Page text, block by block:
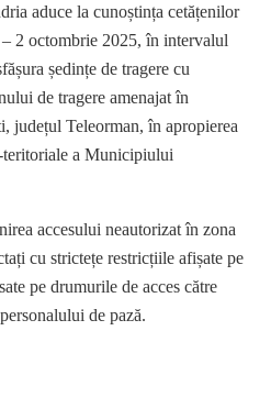
aduce la cunoștința cetățenilor
2 octombrie 2025, în intervalul
ședințe de tragere cu
de tragere amenajat în
județul Teleorman, în apropierea
a Municipiului
accesului neautorizat în zona
cu strictețe restricțiile afișate pe
pe drumurile de acces către
de pază.